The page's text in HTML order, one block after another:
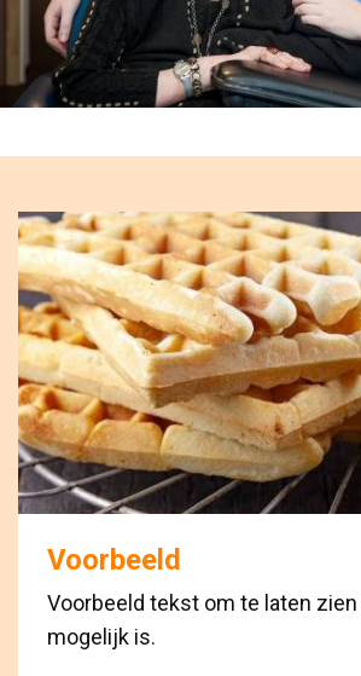
Voorbeeld
Voorbeeld tekst om te laten
mogelijk is.